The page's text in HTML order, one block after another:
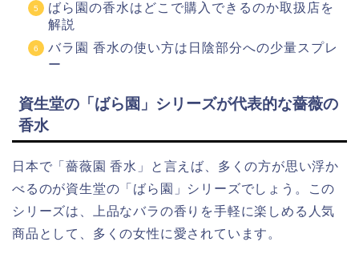
ばら園の香水はどこで購入できるのか取扱店を
解説
バラ園 香水の使い方は日陰部分への少量スプレ
ー
資生堂の「ばら園」シリーズが代表的な薔薇の
香水
日本で「薔薇園 香水」と言えば、多くの方が思い浮か
べるのが資生堂の「ばら園」シリーズでしょう。この
シリーズは、上品なバラの香りを手軽に楽しめる人気
商品として、多くの女性に愛されています。